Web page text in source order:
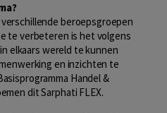
beroepsgroepen
te verbeteren is het volgens
elkaars wereld te kunnen
en inzichten te
Handel &
dit Sarphati FLEX.